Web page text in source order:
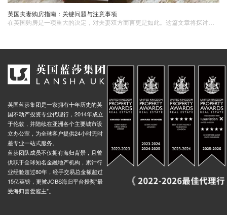
英国夫妻购房指南：关键问题与注意事项
英国蓝莎集团是一家拥有十年历史的英
国不动产投资专业代理行，2014年成立
于伦敦，并陆续在亚洲各个主要城市设
立办公室，为全球客户提供24小时无时
差专业一站式服务。
蓝莎团队成员不仅拥有海归背景，且曾
供职于全球知名金融地产机构，累计行
业经验超过80年，经手交易总金额超过
15亿英镑，更被JOBS海归平台授奖"最
受海归喜爱雇主"。